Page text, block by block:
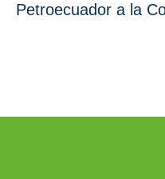
Petroecuador a la